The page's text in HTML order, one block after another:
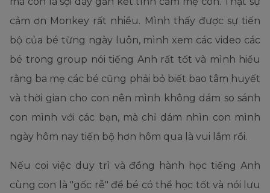
cảm ơn Monkey rất nhiều. Mình thấy được sự tiến
bộ của bé từng ngày luôn, mình xem các video các
bé trong group nói tiếng Anh rất tốt và mình hiểu
rằng ba mẹ các bé cũng phải bỏ biết bao tâm huyết
và thời gian cho con nên mình không dám so sánh
con mình với các bạn, mà chỉ dám nhìn con mình
ngày hôm nay tiến bộ hơn hôm qua là vui lắm rồi.
Nếu coi việc duy trì và đồng hành học tiếng Anh
cùng con là "gốc rễ" để bé có thể học tốt và nói lưu